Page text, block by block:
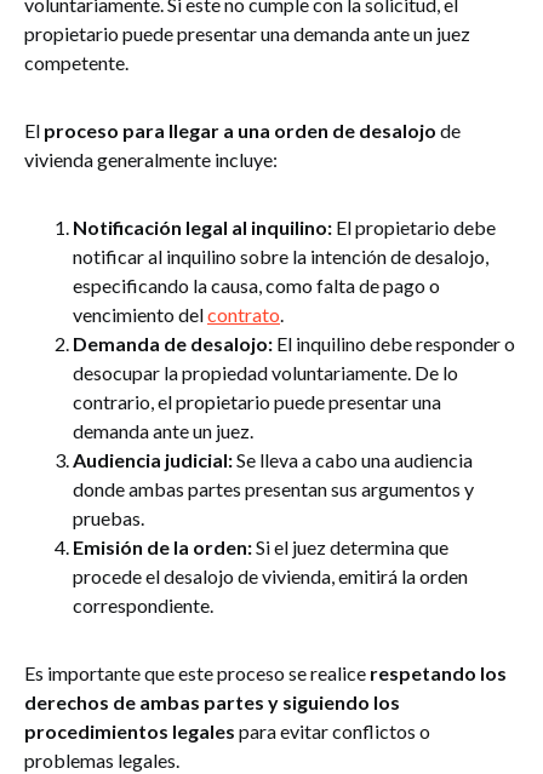
propietario puede presentar una demanda ante un juez
competente.
El proceso para llegar a una orden de desalojo de
vivienda generalmente incluye:
Notificación legal al inquilino: El propietario debe
notificar al inquilino sobre la intención de desalojo,
especificando la causa, como falta de pago o
vencimiento delcontrato.
Demanda de desalojo: El inquilino debe responder o
desocupar la propiedad voluntariamente. De lo
contrario, el propietario puede presentar una
demanda ante un juez.
Audiencia judicial:Se lleva a cabo una audiencia
donde ambas partes presentan sus argumentos y
pruebas.
Emisión de la orden:Si el juez determina que
procede el desalojo de vivienda, emitirá la orden
correspondiente.
Es importante que este proceso se realice respetando los
derechos de ambas partes y siguiendo los
procedimientos legales para evitar conflictos o
problemas legales.